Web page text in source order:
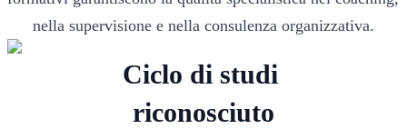
nella supervisione e nella consulenza organizzativa.
Ciclo di studi
riconosciuto